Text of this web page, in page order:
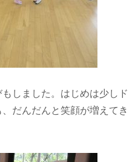
しました。はじめは少しド
だんだんと笑顔が増えてき